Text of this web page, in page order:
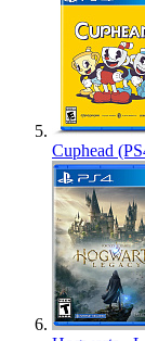
Cuphead